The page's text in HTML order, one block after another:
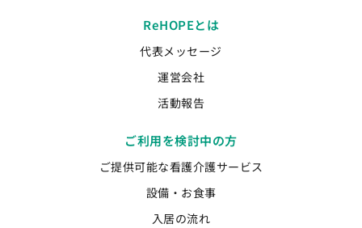
ReHOPEとは
代表メッセージ
運営会社
活動報告
ご利用を検討中の方
ご提供可能な看護介護サービス
設備・お食事
入居の流れ